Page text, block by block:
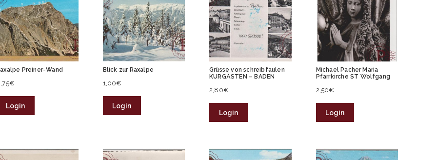
Preiner-Wand
€
Login
Blick zur Raxalpe
1,00€
Login
Grüsse von schreibfaulen
KURGÄSTEN – BADEN
2,80€
Login
Michael Pacher Maria
Pfarrkirche ST Wolfgang
2,50€
Login